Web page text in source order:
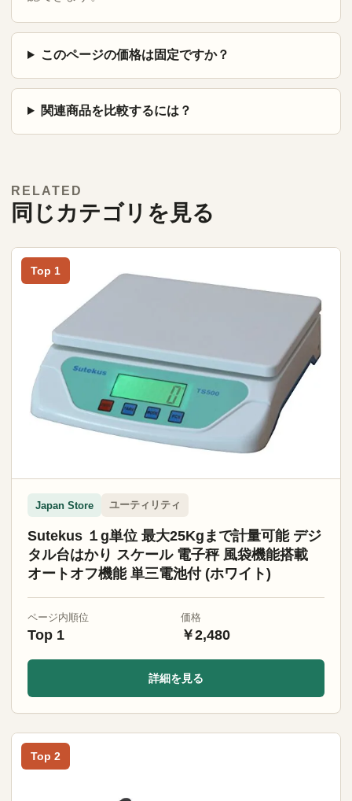
このページの価格は固定ですか？
関連商品を比較するには？
RELATED
同じカテゴリを見る
Top 1
Japan Store ユーティリティ
Sutekus １g単位 最大25Kgまで計量可能 デジ
タル台はかり スケール 電子秤 風袋機能搭載
オートオフ機能 単三電池付 (ホワイト)
ページ内順位
Top 1
価格
￥2,480
詳細を見る
Top 2